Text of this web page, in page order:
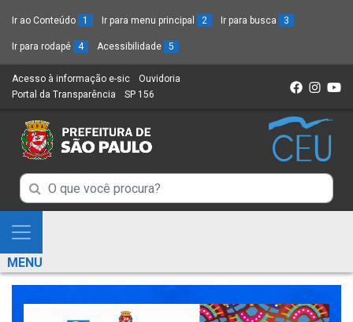
Ir ao Conteúdo 1 Ir para menu principal 2 Ir para busca 3
Ir para rodapé 4 Acessibilidade 5
Acesso à informação e-sic (Link
para
novo
sítio)
Ouvidoria
Portal da Transparência (Link
um
novo
SP 156
Campo
de
Busca
de
informações
Campo
de
de
informações
Mostra
e
Esconde
Menu
MENU